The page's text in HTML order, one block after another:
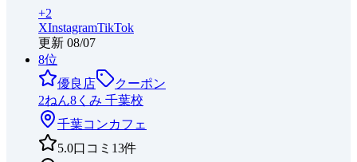
+2
XInstagramTikTok
更新 08/07
8位
優良店
クーポン
2ねん8くみ 千葉校
千葉コンカフェ
5.0口コミ 13件